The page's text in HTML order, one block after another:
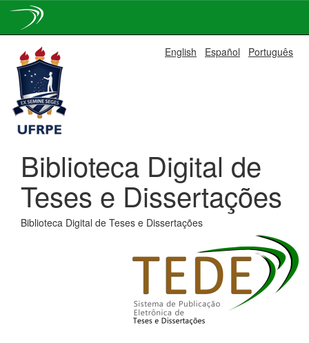
navigation
English Español Português
Biblioteca Digital de
Teses e Dissertações
Biblioteca Digital de Teses e Dissertações